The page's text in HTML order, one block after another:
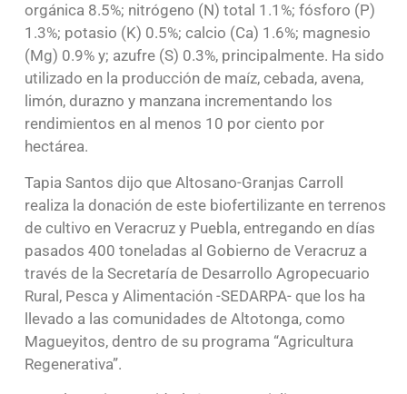
orgánica 8.5%; nitrógeno (N) total 1.1%; fósforo (P)
1.3%; potasio (K) 0.5%; calcio (Ca) 1.6%; magnesio
(Mg) 0.9% y; azufre (S) 0.3%, principalmente. Ha sido
utilizado en la producción de maíz, cebada, avena,
limón, durazno y manzana incrementando los
rendimientos en al menos 10 por ciento por
hectárea.
Tapia Santos dijo que Altosano-Granjas Carroll
realiza la donación de este biofertilizante en terrenos
de cultivo en Veracruz y Puebla, entregando en días
pasados 400 toneladas al Gobierno de Veracruz a
través de la Secretaría de Desarrollo Agropecuario
Rural, Pesca y Alimentación -SEDARPA- que los ha
llevado a las comunidades de Altotonga, como
Magueyitos, dentro de su programa “Agricultura
Regenerativa”.